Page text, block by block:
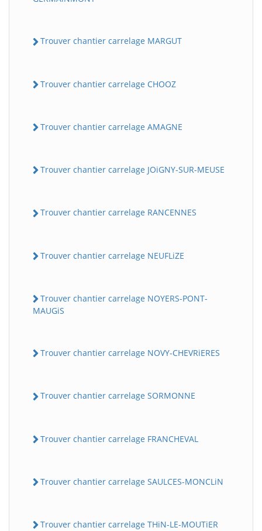
Trouver chantier carrelage MARGUT
Trouver chantier carrelage CHOOZ
Trouver chantier carrelage AMAGNE
Trouver chantier carrelage JOiGNY-SUR-MEUSE
Trouver chantier carrelage RANCENNES
Trouver chantier carrelage NEUFLiZE
Trouver chantier carrelage NOYERS-PONT-
MAUGiS
Trouver chantier carrelage NOVY-CHEVRiERES
Trouver chantier carrelage SORMONNE
Trouver chantier carrelage FRANCHEVAL
Trouver chantier carrelage SAULCES-MONCLiN
Trouver chantier carrelage THiN-LE-MOUTiER